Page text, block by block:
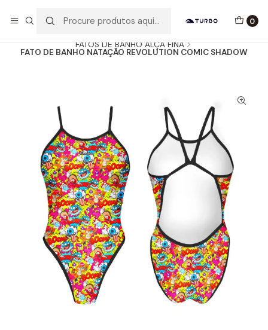
0
FATOS DE BANHO ALÇA FINA
FATO DE BANHO NATAÇÃO REVOLUTION COMIC SHADOW